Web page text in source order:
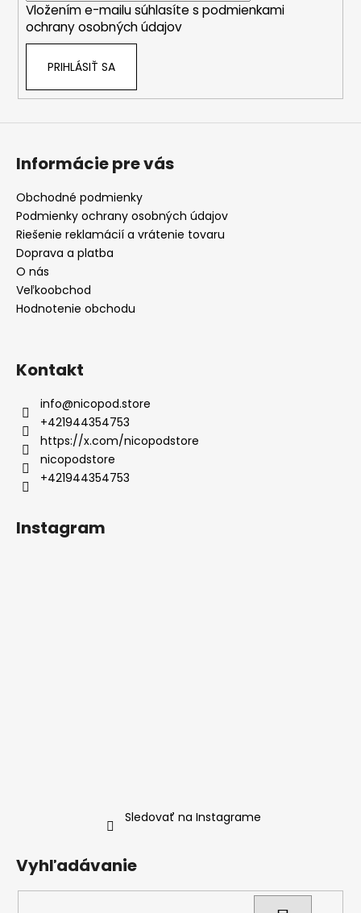
Vložením e-mailu súhlasíte s podmienkami
ochrany osobných údajov
PRIHLÁSIŤ SA
Informácie pre vás
Obchodné podmienky
Podmienky ochrany osobných údajov
Riešenie reklamácií a vrátenie tovaru
Doprava a platba
O nás
Veľkoobchod
Hodnotenie obchodu
Kontakt
info@nicopod.store
+421944354753
https://x.com/nicopodstore
nicopodstore
+421944354753
Instagram
Sledovať na Instagrame
Vyhľadávanie